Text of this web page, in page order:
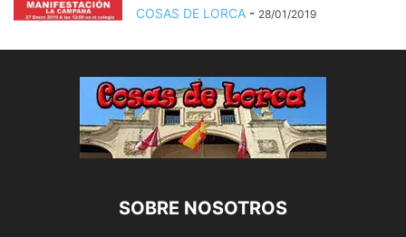
COSAS DE LORCA - 28/01/2019
SOBRE NOSOTROS